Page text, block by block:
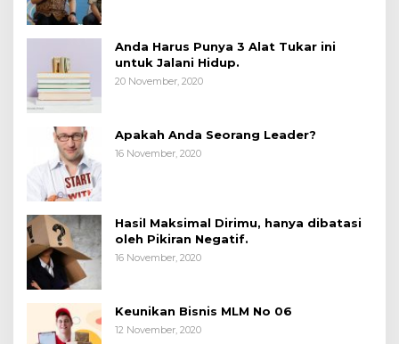
Anda Harus Punya 3 Alat Tukar ini
untuk Jalani Hidup.
20 November, 2020
Apakah Anda Seorang Leader?
16 November, 2020
Hasil Maksimal Dirimu, hanya dibatasi
oleh Pikiran Negatif.
16 November, 2020
Keunikan Bisnis MLM No 06
12 November, 2020